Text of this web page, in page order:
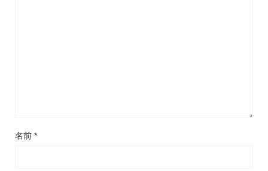
名前 *